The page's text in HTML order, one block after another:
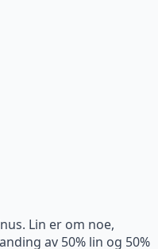
Lin er om noe,
av 50% lin og 50%